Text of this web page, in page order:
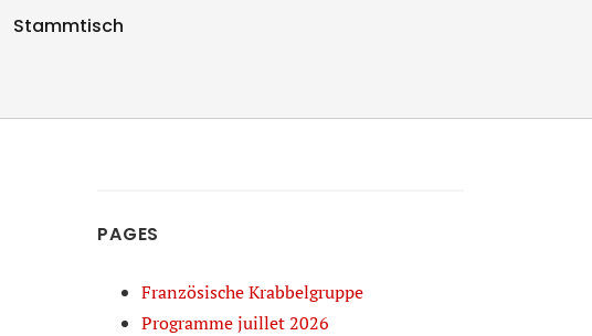
Stammtisch
PAGES
Französische Krabbelgruppe
Programme juillet 2026